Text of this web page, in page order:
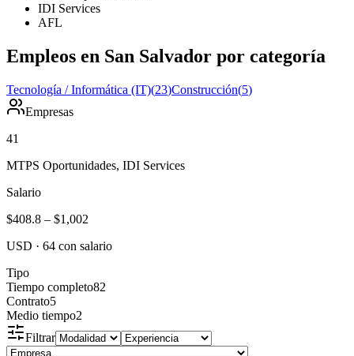
IDI Services
AFL
Empleos en San Salvador por categoría
Tecnología / Informática (IT)(23)Construcción(5)
Empresas
41
MTPS Oportunidades, IDI Services
Salario
$408.8 – $1,002
USD · 64 con salario
Tipo
Tiempo completo82
Contrato5
Medio tiempo2
Filtrar